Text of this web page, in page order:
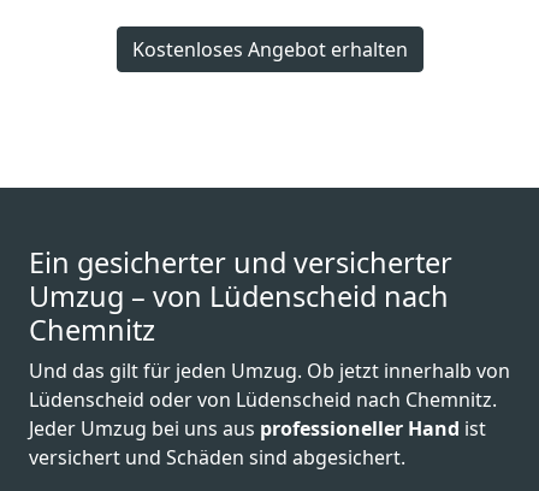
Kostenloses Angebot erhalten
Ein gesicherter und versicherter
Umzug – von Lüdenscheid nach
Chemnitz
Und das gilt für jeden Umzug. Ob jetzt innerhalb von
Lüdenscheid oder von Lüdenscheid nach Chemnitz.
Jeder Umzug bei uns aus professioneller Hand ist
versichert und Schäden sind abgesichert.